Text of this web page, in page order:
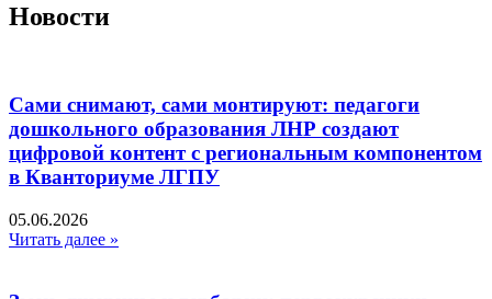
Новости
Сами снимают, сами монтируют: педагоги
дошкольного образования ЛНР создают
цифровой контент с региональным компонентом
в Кванториуме ЛГПУ​
05.06.2026
Читать далее »